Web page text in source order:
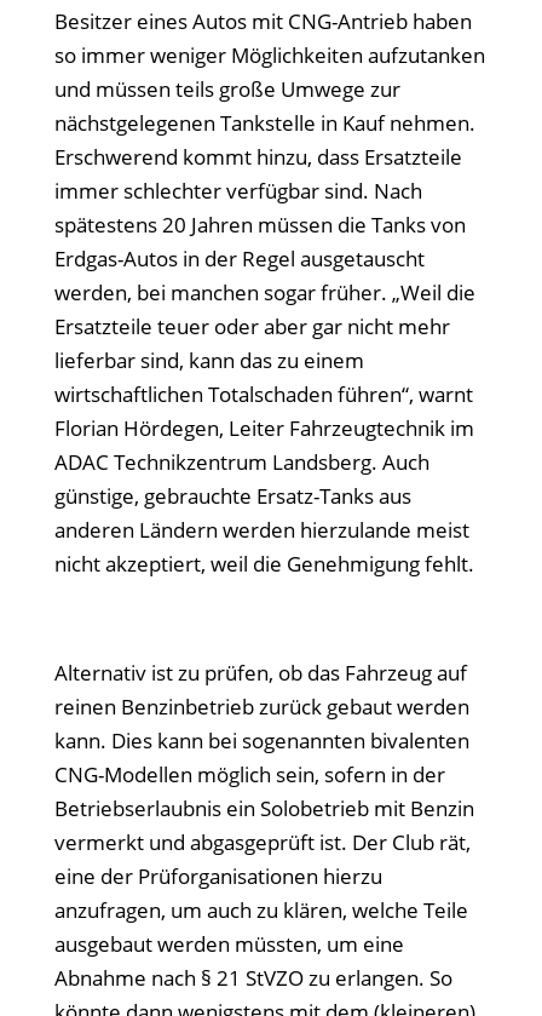
Besitzer eines Autos mit CNG-Antrieb haben
so immer weniger Möglichkeiten aufzutanken
und müssen teils große Umwege zur
nächstgelegenen Tankstelle in Kauf nehmen.
Erschwerend kommt hinzu, dass Ersatzteile
immer schlechter verfügbar sind. Nach
spätestens 20 Jahren müssen die Tanks von
Erdgas-Autos in der Regel ausgetauscht
werden, bei manchen sogar früher. „Weil die
Ersatzteile teuer oder aber gar nicht mehr
lieferbar sind, kann das zu einem
wirtschaftlichen Totalschaden führen“, warnt
Florian Hördegen, Leiter Fahrzeugtechnik im
ADAC Technikzentrum Landsberg. Auch
günstige, gebrauchte Ersatz-Tanks aus
anderen Ländern werden hierzulande meist
nicht akzeptiert, weil die Genehmigung fehlt.
Alternativ ist zu prüfen, ob das Fahrzeug auf
reinen Benzinbetrieb zurück gebaut werden
kann. Dies kann bei sogenannten bivalenten
CNG-Modellen möglich sein, sofern in der
Betriebserlaubnis ein Solobetrieb mit Benzin
vermerkt und abgasgeprüft ist. Der Club rät,
eine der Prüforganisationen hierzu
anzufragen, um auch zu klären, welche Teile
ausgebaut werden müssten, um eine
Abnahme nach § 21 StVZO zu erlangen. So